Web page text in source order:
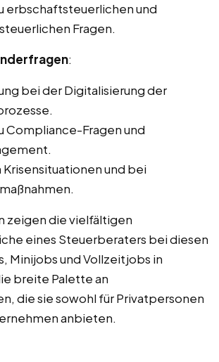
erbschaftsteuerlichen und
Fragen.
:
bei der Digitalisierung der
Compliance-Fragen und
Krisensituationen und bei
zeigen die vielfältigen
eines Steuerberaters bei diesen
Minijobs und Vollzeitjobs in
breite Palette an
die sie sowohl für Privatpersonen
anbieten.